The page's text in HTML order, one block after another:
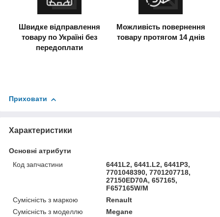
Швидке відправлення
товару по Україні без
передоплати
Можливість повернення
товару протягом 14 днів
Приховати
Характеристики
Основні атрибути
Код запчастини
6441L2, 6441.L2, 6441P3,
7701048390, 7701207718,
27150ED70A, 657165,
F657165W/M
Сумісність з маркою
Renault
Сумісність з моделлю
Megane